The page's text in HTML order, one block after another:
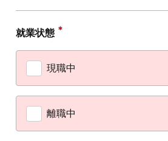
就業状態
現職中
離職中